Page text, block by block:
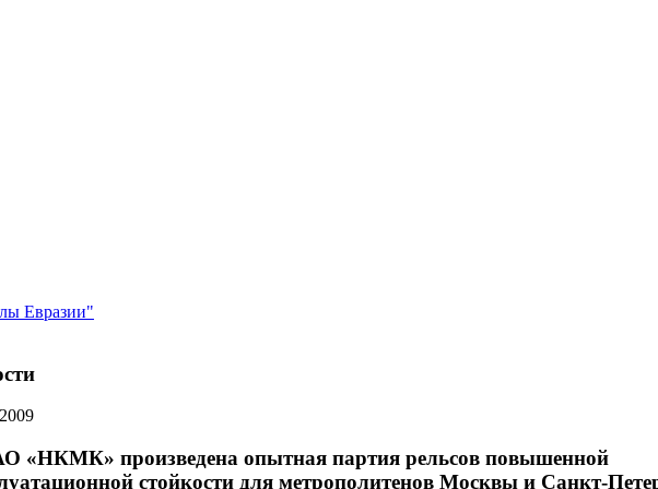
Евразии"
«НКМК» произведена опытная партия рельсов повышенной
стойкости для метрополитенов Москвы и Санкт-